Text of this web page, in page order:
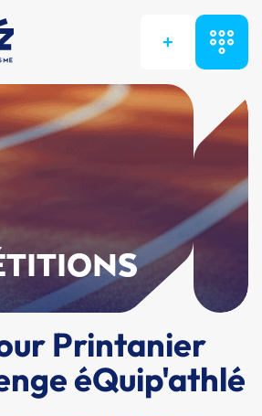
+
Printanier
éQuip'athlé